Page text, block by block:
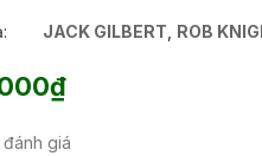
JACK GILBERT ROB
đánh giá